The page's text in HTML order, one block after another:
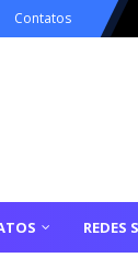
Contatos
REDES